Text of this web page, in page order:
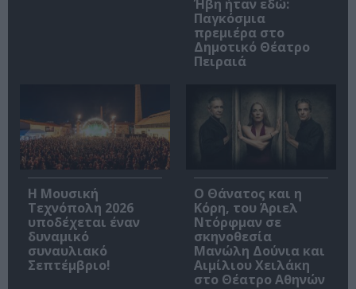
Ήβη ήταν εδώ:
Παγκόσμια
πρεμιέρα στο
Δημοτικό Θέατρο
Πειραιά
Η Μουσική
Τεχνόπολη 2026
υποδέχεται έναν
δυναμικό
συναυλιακό
Σεπτέμβριο!
Ο Θάνατος και η
Κόρη, του Άριελ
Ντόρφμαν σε
σκηνοθεσία
Μανώλη Δούνια και
Αιμίλιου Χειλάκη
στο Θέατρο Αθηνών